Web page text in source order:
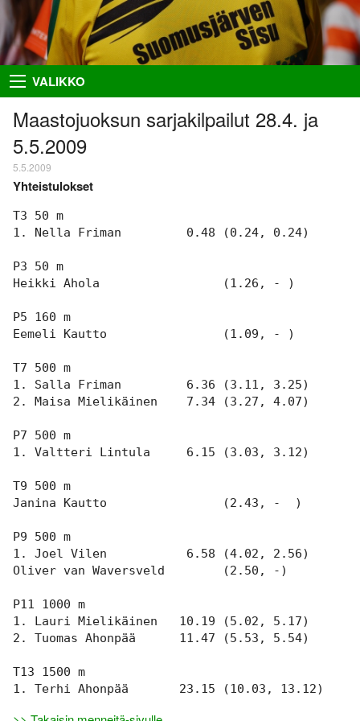
VALIKKO
Takaisin
Hiihto
Palloilu- ja yleisurheilu
Sisumaja
Uutiset
Kalenteri
Menneitä
Takaisin
Riston Hölkkä
Ykkössuunnat
AIEMMAT
Salon Seudun Rastiviesti 2023
Karjalan Liiton
suunnistusmestaruuskilpailut
Varsinais-Suomen Rastipäivät
8.–9.8.2020
Varsinais-Suomen AM-yö
7.9.2018
Varsinais-Suomen AM-
keskimatka 3.6.2018
Tulosarkisto
Takaisin
Kuvat
Puvut
SUUNNISTAJILLE
Ilmoittautumisohjeet
Irma
JÄSENTEN SIVUJA
Intranet
Ylläpito
Takaisin
Seuraesittely
Organisaatio
SEURAA MEITÄ
Facebook
Flickr
Maastojuoksun sarjakilpailut 28.4. ja
5.5.2009
5.5.2009
Yhteistulokset
T3 50 m
1. Nella Friman         0.48 (0.24, 0.24)
P3 50 m
Heikki Ahola                 (1.26, - )
P5 160 m
Eemeli Kautto                (1.09, - )
T7 500 m
1. Salla Friman         6.36 (3.11, 3.25)
2. Maisa Mielikäinen    7.34 (3.27, 4.07)
P7 500 m
1. Valtteri Lintula     6.15 (3.03, 3.12)
T9 500 m
Janina Kautto                (2.43, -  )
P9 500 m
1. Joel Vilen           6.58 (4.02, 2.56)
Oliver van Waversveld        (2.50, -)
P11 1000 m
1. Lauri Mielikäinen   10.19 (5.02, 5.17)
2. Tuomas Ahonpää      11.47 (5.53, 5.54)
T13 1500 m